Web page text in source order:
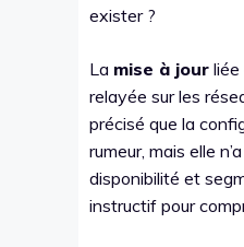
exister ?
La mise à jour liée
relayée sur les
précisé que la
rumeur, mais elle
disponibilité et
instructif pour